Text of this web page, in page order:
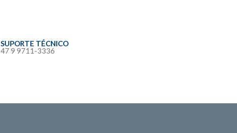
SUPORTE TÉCNICO
47 9 9711-3336